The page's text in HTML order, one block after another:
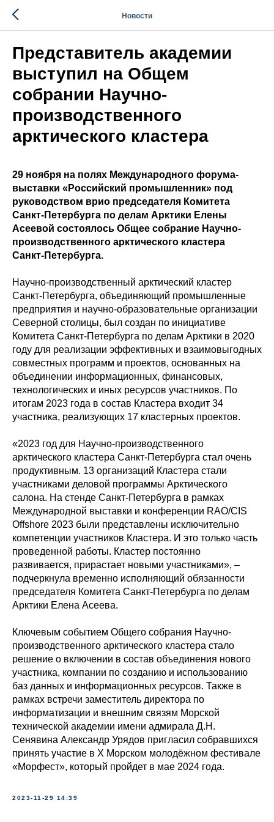
Новости
Представитель академии
выступил на Общем
собрании Научно-
производственного
арктического кластера
29 ноября на полях Международного форума-
выставки «Российский промышленник» под
руководством врио председателя Комитета
Санкт‑Петербурга по делам Арктики Елены
Асеевой состоялось Общее собрание Научно-
производственного арктического кластера
Санкт‑Петербурга.
Научно-производственный арктический кластер
Санкт‑Петербурга, объединяющий промышленные
предприятия и научно-образовательные организации
Северной столицы, был создан по инициативе
Комитета Санкт‑Петербурга по делам Арктики в 2020
году для реализации эффективных и взаимовыгодных
совместных программ и проектов, основанных на
объединении информационных, финансовых,
технологических и иных ресурсов участников. По
итогам 2023 года в состав Кластера входит 34
участника, реализующих 17 кластерных проектов.
«2023 год для Научно-производственного
арктического кластера Санкт‑Петербурга стал очень
продуктивным. 13 организаций Кластера стали
участниками деловой программы Арктического
салона. На стенде Санкт‑Петербурга в рамках
Международной выставки и конференции RAO/CIS
Offshore 2023 были представлены исключительно
компетенции участников Кластера. И это только часть
проведенной работы. Кластер постоянно
развивается, прирастает новыми участниками», –
подчеркнула временно исполняющий обязанности
председателя Комитета Санкт‑Петербурга по делам
Арктики Елена Асеева.
Ключевым событием Общего собрания Научно-
производственного арктического кластера стало
решение о включении в состав объединения нового
участника, компании по созданию и использованию
баз данных и информационных ресурсов. Также в
рамках встречи заместитель директора по
информатизации и внешним связям Морской
технической академии имени адмирала Д.Н.
Сенявина Александр Урядов пригласил собравшихся
принять участие в Х Морском молодёжном фестивале
«Морфест», который пройдет в мае 2024 года.
2023-11-29 14:39